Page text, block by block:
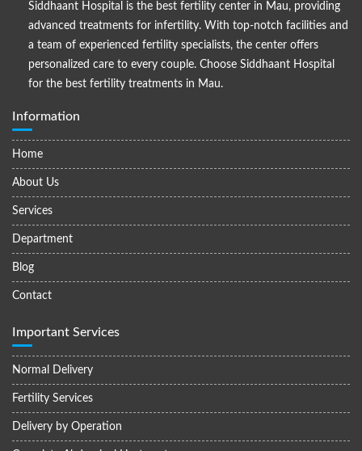
Siddhaant Hospital is the best fertility center in Mau, providing
advanced treatments for infertility. With top-notch facilities and
a team of experienced fertility specialists, the center offers
personalized care to every couple. Choose Siddhaant Hospital
for the best fertility treatments in Mau.
Information
Home
About Us
Services
Department
Blog
Contact
Important Services
Normal Delivery
Fertility Services
Delivery by Operation